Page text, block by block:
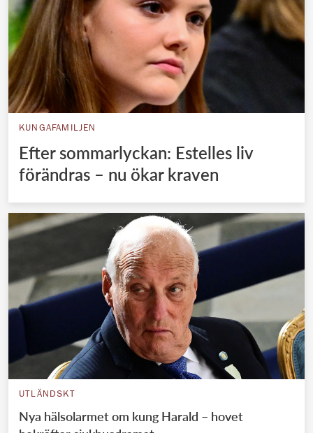
KUNGAFAMILJEN
Efter sommarlyckan: Estelles liv
förändras – nu ökar kraven
UTLÄNDSKT
Nya hälsolarmet om kung Harald – hovet